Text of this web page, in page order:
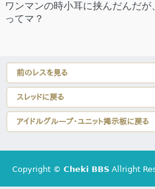
ワンマンの時小耳に挟んだんだ
ってマ？
前のレスを見る
スレッドに戻る
アイドルグループ・ユニット掲示板に戻る
Copyright © Cheki BBS Allright